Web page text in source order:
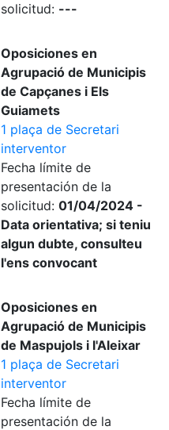
solicitud: ---
Oposiciones en
Agrupació de Municipis
de Capçanes i Els
Guiamets
1 plaça de Secretari
interventor
Fecha límite de
presentación de la
solicitud: 01/04/2024 -
Data orientativa; si teniu
algun dubte, consulteu
l'ens convocant
Oposiciones en
Agrupació de Municipis
de Maspujols i l'Aleixar
1 plaça de Secretari
interventor
Fecha límite de
presentación de la